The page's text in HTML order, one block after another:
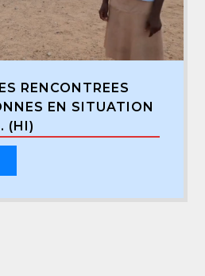
RENCONTREES
EN SITUATION
(HI)